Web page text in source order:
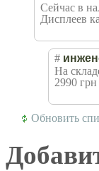
Сейчас в
Дисплеев
#
На
2990
Обновить